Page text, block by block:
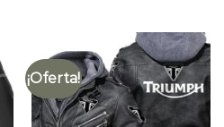
¡Oferta!